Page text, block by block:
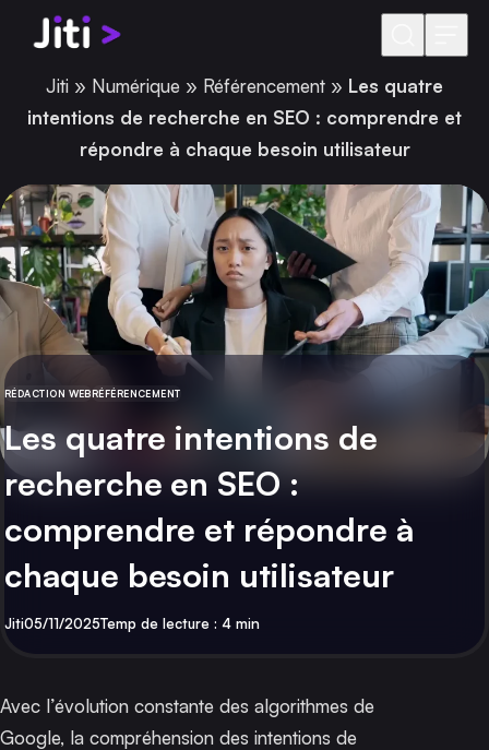
Aller au contenu
Jiti » Numérique » Référencement » Les quatre
intentions de recherche en SEO : comprendre et
répondre à chaque besoin utilisateur
CATÉGORIE
RÉDACTION WEBRÉFÉRENCEMENT
Les quatre intentions de
recherche en SEO :
comprendre et répondre à
chaque besoin utilisateur
Par
JitiPublié
05/11/2025Temp de lecture : 4 min
Avec l’évolution constante des algorithmes de
Google, la compréhension des intentions de